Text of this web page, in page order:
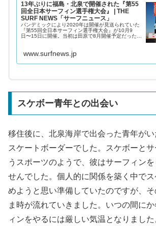
13年ぶりに福島・北泉で開催された『第55
回全日本サーフィン選手権大会』 | THE
SURF NEWS「サーフニュース」
パンデミックにより2020年は開催が見送られていた
『第55回全日本サーフィン選手権大会』が10月9
日〜15日に開催。当初は田原で8月開催予定だった
www.surfnews.jp
スケボー青年との出会い
移住後に、北泉海岸で出会った青年が
スケートボーダーでした。スケボーと
うスポーツのようで、彼はサーフィン
せんでした。個人的に関係を築く中で
めようと思い準備していたのですが、そ
ま時が流れていきました。いつの間に
ィンをやるには厳しい気温となりました